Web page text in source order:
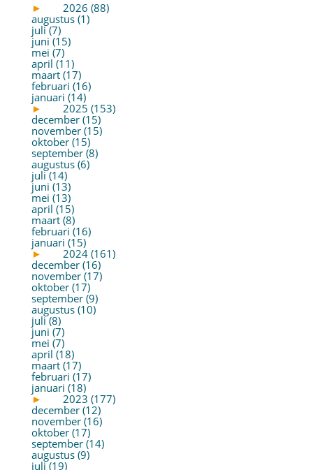
►
2026 (88)
augustus (1)
juli (7)
juni (15)
mei (7)
april (11)
maart (17)
februari (16)
januari (14)
►
2025 (153)
december (15)
november (15)
oktober (15)
september (8)
augustus (6)
juli (14)
juni (13)
mei (13)
april (15)
maart (8)
februari (16)
januari (15)
►
2024 (161)
december (16)
november (17)
oktober (17)
september (9)
augustus (10)
juli (8)
juni (7)
mei (7)
april (18)
maart (17)
februari (17)
januari (18)
►
2023 (177)
december (12)
november (16)
oktober (17)
september (14)
augustus (9)
juli (19)